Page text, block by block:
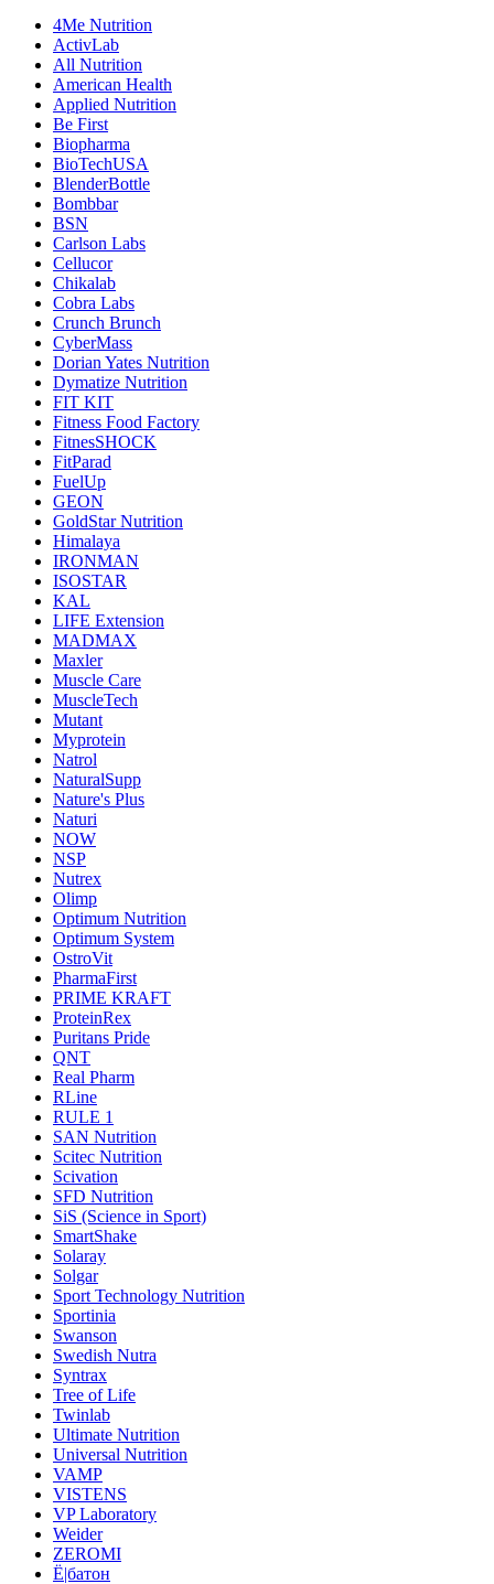
4Me Nutrition
ActivLab
All Nutrition
American Health
Applied Nutrition
Be First
Biopharma
BioTechUSA
BlenderBottle
Bombbar
BSN
Carlson Labs
Cellucor
Chikalab
Cobra Labs
Crunch Brunch
CyberMass
Dorian Yates Nutrition
Dymatize Nutrition
FIT KIT
Fitness Food Factory
FitnesSHOCK
FitParad
FuelUp
GEON
GoldStar Nutrition
Himalaya
IRONMAN
ISOSTAR
KAL
LIFE Extension
MADMAX
Maxler
Muscle Care
MuscleTech
Mutant
Myprotein
Natrol
NaturalSupp
Nature's Plus
Naturi
NOW
NSP
Nutrex
Olimp
Optimum Nutrition
Optimum System
OstroVit
PharmaFirst
PRIME KRAFT
ProteinRex
Puritans Pride
QNT
Real Pharm
RLine
RULE 1
SAN Nutrition
Scitec Nutrition
Scivation
SFD Nutrition
SiS (Science in Sport)
SmartShake
Solaray
Solgar
Sport Technology Nutrition
Sportinia
Swanson
Swedish Nutra
Syntrax
Tree of Life
Twinlab
Ultimate Nutrition
Universal Nutrition
VAMP
VISTENS
VP Laboratory
Weider
ZEROMI
Ё|батон